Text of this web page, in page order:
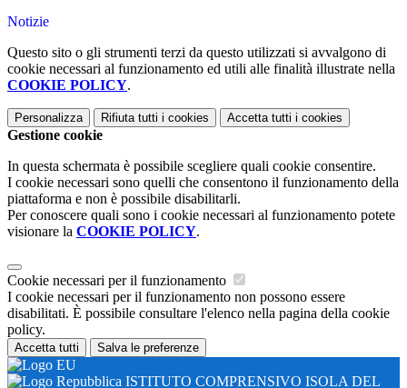
Notizie
Questo sito o gli strumenti terzi da questo utilizzati si avvalgono di
cookie necessari al funzionamento ed utili alle finalità illustrate nella
COOKIE POLICY.
Personalizza Rifiuta tutti i cookies Accetta tutti i cookies
Gestione cookie
In questa schermata è possibile scegliere quali cookie consentire.
I cookie necessari sono quelli che consentono il funzionamento della
piattaforma e non è possibile disabilitarli.
Per conoscere quali sono i cookie necessari al funzionamento potete
visionare la COOKIE POLICY.
Cookie necessari per il funzionamento
I cookie necessari per il funzionamento non possono essere
disabilitati. È possibile consultare l'elenco nella pagina della cookie
policy.
Accetta tutti Salva le preferenze
ISTITUTO COMPRENSIVO ISOLA DEL